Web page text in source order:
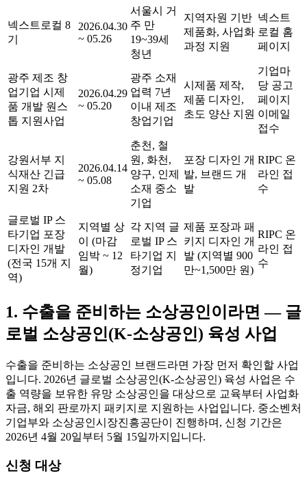
넥스트로컬 8
기
2026.04.30
~ 05.26
서울시 거
주 만
19~39세
청년
지역자원 기반
제품화, 사업화
과정 지원
넥스트
로컬 홈
페이지
광주 제조 창
업기업 시제
품 개발 원스
톱 지원사업
2026.04.29
~ 05.20
광주 소재
업력 7년
이내 제조
창업기업
시제품 제작,
제품 디자인,
초도 양산 지원
기업마
당 공고
페이지
이메일
접수
강원서부 지
식재산 긴급
지원 2차
2026.04.14
~ 05.08
춘천, 철
원, 화천,
양구, 인제
소재 중소
기업
포장 디자인 개
발, 브랜드 개
발
RIPC 온
라인 접
수
글로벌 IP 스
타기업 포장
디자인 개발
(전국 15개 지
역)
지역별 상
이 (마감
임박 ~ 12
월)
각 지역 글
로벌 IP 스
타기업 지
정기업
제품 포장과 패
키지 디자인 개
발 (지역별 900
만~1,500만 원)
RIPC 온
라인 접
수
1. 수출을 준비하는 소상공인이라면 — 글
로벌 소상공인(K-소상공인) 육성 사업
수출을 준비하는 소상공인 브랜드라면 가장 먼저 확인할 사업
입니다. 2026년 글로벌 소상공인(K-소상공인) 육성 사업은 수
출 역량을 보유한 유망 소상공인을 대상으로 교육부터 사업화
자금, 해외 판로까지 패키지로 지원하는 사업입니다. 중소벤처
기업부와 소상공인시장진흥공단이 진행하며, 신청 기간은
2026년 4월 20일부터 5월 15일까지입니다.
신청 대상